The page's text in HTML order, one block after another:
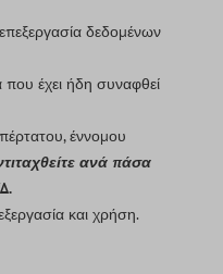
δεδομένων
έχει ήδη συναφθεί
έννομου
ανά πάσα
και χρήση.